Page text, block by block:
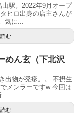
駅。2022年9月オープ
ヒロ出身の店主さんが
気に...
む
めん玄（下北沢
出物が発疹。。 不摂生
メンラーですw 今回は
...
む